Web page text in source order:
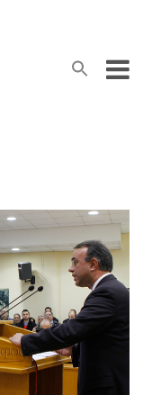
Search
Search Button